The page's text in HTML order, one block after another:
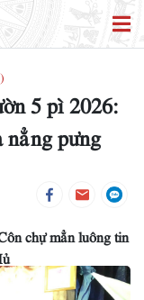
5 pì 2026:
pưng
chự mẳn luông tin